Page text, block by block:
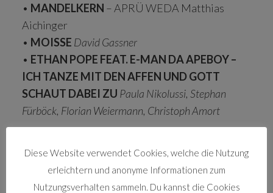
• MANDELKERN – APRÜ WEDA Matthias
Aichinger
• MOISSE David Gassner
• ETHAN POPE FEAT. E-MAN DA APEBOY –
ICH TANZE MIT DEN AFFEN UND GOTT
SCHAUT DABEI ZU Paula Nikolussi, Stephan
Fürböck, Florian Weiermann, Christoph Amort
DOKU
Diese Website verwendet Cookies, welche die Nutzung
erleichtern und anonyme Informationen zum
Nutzungsverhalten sammeln. Du kannst die Cookies